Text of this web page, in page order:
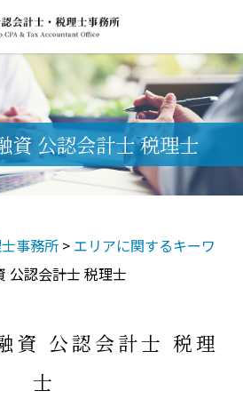
資 公認会計士 税理士
事務所 > エリアに関するキーワ
公認会計士 税理士
資 公認会計士 税理
士